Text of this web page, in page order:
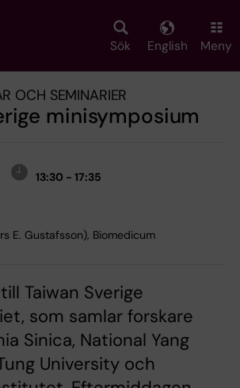
Sök English Meny
OCH SEMINARIER
minisymposium
13:30 - 17:35
E. Gustafsson), Biomedicum
Taiwan Sverige
som samlar forskare
Sinica, National Yang
University och